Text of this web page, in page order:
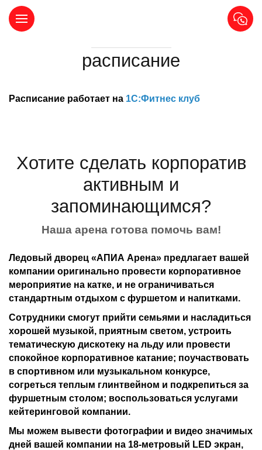
расписание
Расписание работает на 1С:Фитнес клуб
Хотите сделать корпоратив
активным и
запоминающимся?
Наша арена готова помочь вам!
Ледовый дворец «АПИА Арена» предлагает вашей
компании оригинально провести корпоративное
мероприятие на катке, и не ограничиваться
стандартным отдыхом с фуршетом и напитками.
Сотрудники смогут прийти семьями и насладиться
хорошей музыкой, приятным светом, устроить
тематическую дискотеку на льду или провести
спокойное корпоративное катание; поучаствовать
в спортивном или музыкальном конкурсе,
согреться теплым глинтвейном и подкрепиться за
фуршетным столом; воспользоваться услугами
кейтеринговой компании.
Мы можем вывести фотографии и видео значимых
дней вашей компании на 18-метровый LED экран,